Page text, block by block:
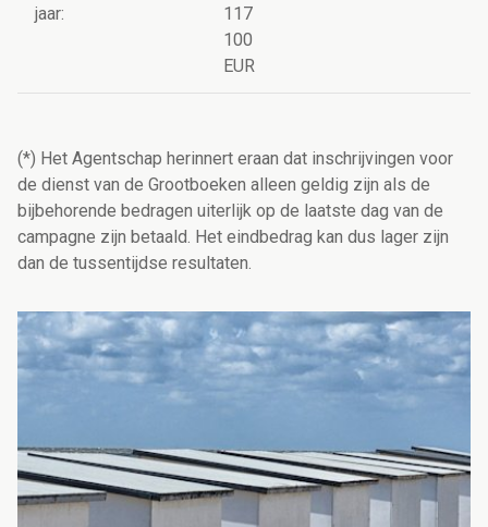
jaar:
117
100
EUR
(*) Het Agentschap herinnert eraan dat inschrijvingen voor
de dienst van de Grootboeken alleen geldig zijn als de
bijbehorende bedragen uiterlijk op de laatste dag van de
campagne zijn betaald. Het eindbedrag kan dus lager zijn
dan de tussentijdse resultaten.